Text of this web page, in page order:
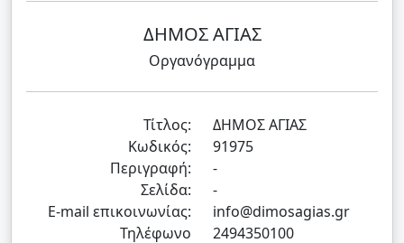
ΔΗΜΟΣ ΑΓΙΑΣ
Οργανόγραμμα
Τίτλος:
ΔΗΜΟΣ ΑΓΙΑΣ
Κωδικός:
91975
Περιγραφή:
-
Σελίδα:
-
E-mail επικοινωνίας:
info@dimosagias.gr
Τηλέφωνο
2494350100